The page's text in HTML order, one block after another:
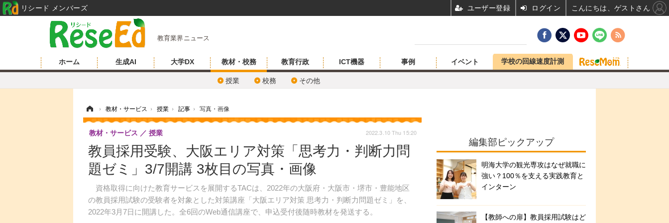
教育業界ニュース
ホーム 生成AI 大学DX 教材・校務
授業 校務 その他
教育行政 ICT機器 事例 イベント 学校の回線速度計測
› 教材・サービス › 授業 › 記事 › 写真・画像
教員採用受験、大阪エリア対策「思考力・判断力問
題ゼミ」3/7開講 3枚目の写真・画像
資格取得に向けた教育サービスを展開するTACは、2022年の大阪府・大阪市・堺市・豊能地区
の教員採用試験の受験者を対象とした対策講座「大阪エリア対策 思考力・判断力問題ゼミ」を、
2022年3月7日に開講した。全6回のWeb通信講座で、申込受付後随時教材を発送する。
教材・サービス 授業 2022.3.10 Thu 15:20
編集部ピックアップ
明海大学の観光専攻はなぜ就職に
強い？100％を支える実践教育と
インターン
【教師への扉】教員採用試験はど
リシード メンバーズ ユーザー登録 ログイン こんにちは、ゲストさん